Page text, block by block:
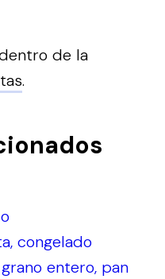
de la
.
congelado
entero, pan